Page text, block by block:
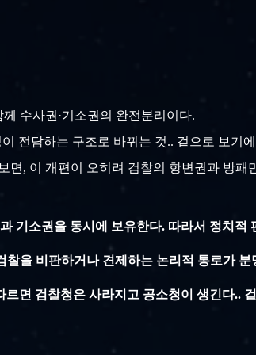
수사권·기소권의 완전 분리이 다.
전담하는 구조로 바뀌는 것.. 겉으로 보기
, 이 개편이 오히려 검찰의 항변권과 방패
소권을 동시에 보유한다. 따라서 정치적
을 비판하거나 견제하는 논리적 통로가 분
면 검찰청은 사라지고 공소청이 생긴다..